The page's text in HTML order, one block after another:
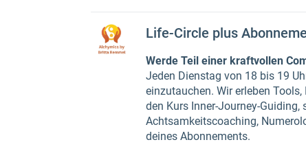
Life-Circle plus
Werde Teil einer kraftvollen
Jeden Dienstag von 18 bis 19
einzutauchen. Wir erleben
den Kurs Inner-Journey-
Achtsamkeitscoaching,
deines Abonnements.